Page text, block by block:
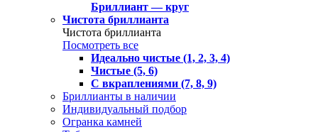
Бриллиант — круг
Чистота бриллианта
Чистота бриллианта
Посмотреть все
Идеально чистые (1, 2, 3, 4)
Чистые (5, 6)
С вкраплениями (7, 8, 9)
Бриллианты в наличии
Индивидуальный подбор
Огранка камней